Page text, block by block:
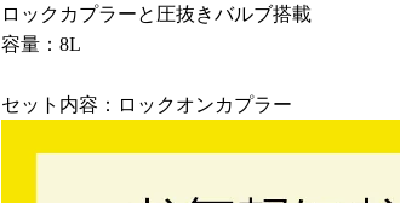
ロックカプラーと圧抜きバルブ搭載
容量：8L
セット内容：ロックオンカプラー